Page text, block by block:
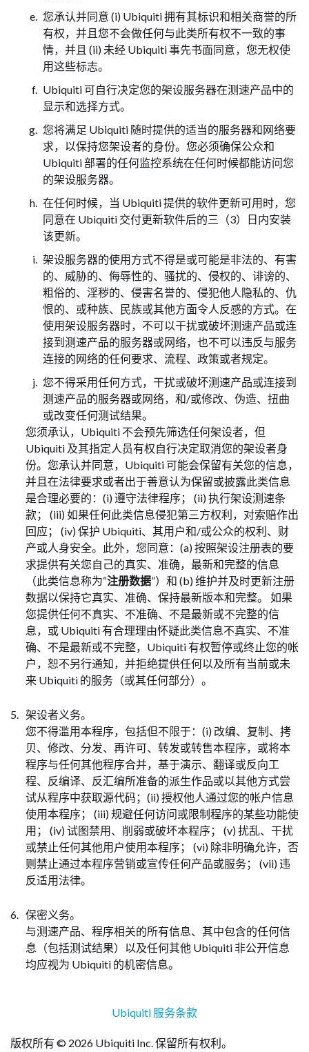
您承认并同意 (i) Ubiquiti 拥有其标识和相关商誉的所
有权，并且您不会做任何与此类所有权不一致的事
情，并且 (ii) 未经 Ubiquiti 事先书面同意，您无权使
用这些标志。
Ubiquiti 可自行决定您的架设服务器在测速产品中的
显示和选择方式。
您将满足 Ubiquiti 随时提供的适当的服务器和网络要
求，以保持您架设者的身份。您必须确保公众和
Ubiquiti 部署的任何监控系统在任何时候都能访问您
的架设服务器。
在任何时候，当 Ubiquiti 提供的软件更新可用时，您
同意在 Ubiquiti 交付更新软件后的三（3）日内安装
该更新。
架设服务器的使用方式不得是或可能是非法的、有害
的、威胁的、侮辱性的、骚扰的、侵权的、诽谤的、
粗俗的、淫秽的、侵害名誉的、侵犯他人隐私的、仇
恨的、或种族、民族或其他方面令人反感的方式。在
使用架设服务器时，不可以干扰或破坏测速产品或连
接到测速产品的服务器或网络，也不可以违反与服务
连接的网络的任何要求、流程、政策或者规定。
您不得采用任何方式，干扰或破坏测速产品或连接到
测速产品的服务器或网络，和/或修改、伪造、扭曲
或改变任何测试结果。
您须承认，Ubiquiti 不会预先筛选任何架设者，但
Ubiquiti 及其指定人员有权自行决定取消您的架设者身
份。您承认并同意，Ubiquiti 可能会保留有关您的信息，
并且在法律要求或者出于善意认为保留或披露此类信息
是合理必要的：(i) 遵守法律程序； (ii) 执行架设测速条
款； (iii) 如果任何此类信息侵犯第三方权利，对索赔作出
回应； (iv) 保护 Ubiquiti、其用户和/或公众的权利、财
产或人身安全。此外，您同意：(a) 按照架设注册表的要
求提供有关您自己的真实、准确，最新和完整的信息
（此类信息称为“注册数据”）和 (b) 维护并及时更新注册
数据以保持它真实、准确、保持最新版本和完整。 如果
您提供任何不真实、不准确、不是最新或不完整的信
息，或 Ubiquiti 有合理理由怀疑此类信息不真实、不准
确、不是最新或不完整，Ubiquiti 有权暂停或终止您的帐
户，恕不另行通知，并拒绝提供任何以及所有当前或未
来 Ubiquiti 的服务（或其任何部分）。
架设者义务。
您不得滥用本程序，包括但不限于：(i) 改编、复制、拷
贝、修改、分发、再许可、转发或转售本程序，或将本
程序与任何其他程序合并，基于演示、翻译或反向工
程、反编译、反汇编所准备的派生作品或以其他方式尝
试从程序中获取源代码；(ii) 授权他人通过您的帐户信息
使用本程序； (iii) 规避任何访问或限制程序的某些功能使
用； (iv) 试图禁用、削弱或破坏本程序； (v) 扰乱、干扰
或禁止任何其他用户使用本程序； (vi) 除非明确允许，否
则禁止通过本程序营销或宣传任何产品或服务； (vii) 违
反适用法律。
保密义务。
与测速产品、程序相关的所有信息、其中包含的任何信
息（包括测试结果）以及任何其他 Ubiquiti 非公开信息
均应视为 Ubiquiti 的机密信息。
Ubiquiti 服务条款
版权所有 © 2026 Ubiquiti Inc. 保留所有权利。